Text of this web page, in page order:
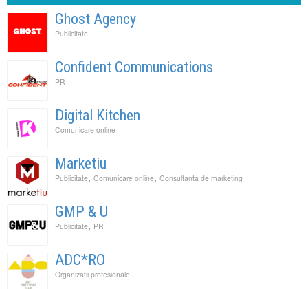
Ghost Agency
Publicitate
Confident Communications
PR
Digital Kitchen
Comunicare online
Marketiu
Publicitate, Comunicare online, Consultanta de marketing
GMP & U
Publicitate, PR
ADC*RO
Organizatii profesionale